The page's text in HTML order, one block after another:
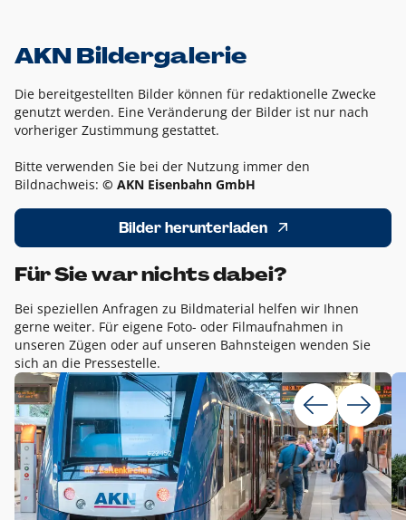
AKN Bildergalerie
Die bereitgestellten Bilder können für redaktionelle Zwecke
genutzt werden. Eine Veränderung der Bilder ist nur nach
vorheriger Zustimmung gestattet.
Bitte verwenden Sie bei der Nutzung immer den
Bildnachweis: © AKN Eisenbahn GmbH
Bilder herunterladen
Für Sie war nichts dabei?
Bei speziellen Anfragen zu Bildmaterial helfen wir Ihnen
gerne weiter. Für eigene Foto- oder Filmaufnahmen in
unseren Zügen oder auf unseren Bahnsteigen wenden Sie
sich an die Pressestelle.